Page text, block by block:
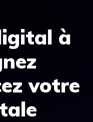
à
votre